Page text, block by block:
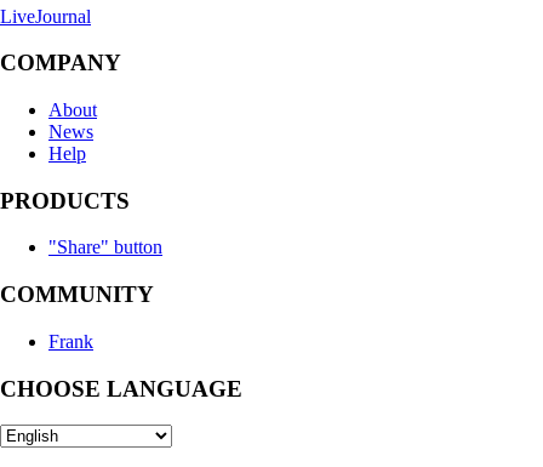
LiveJournal
COMPANY
About
News
Help
PRODUCTS
"Share" button
COMMUNITY
Frank
CHOOSE LANGUAGE